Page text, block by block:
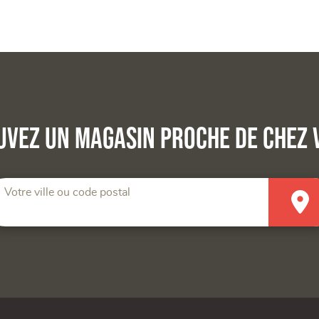
un magasin proche de chez
Votre ville ou code postal